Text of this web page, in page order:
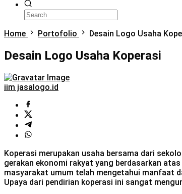
Home Portofolio Desain Logo Usaha
Desain Logo Usaha Koperasi
iim jasalogo.id
Koperasi merupakan usaha bersama dari
gerakan ekonomi rakyat yang berdasarkan
masyarakat umum telah mengetahui manfaat
Upaya dari pendirian koperasi ini sangat